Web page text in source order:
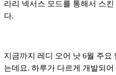
라리 넥서스 모드를 통해서 스
다.
지금까지 레디 오어 낫 6월 주
는데요. 하루가 다르게 개발되